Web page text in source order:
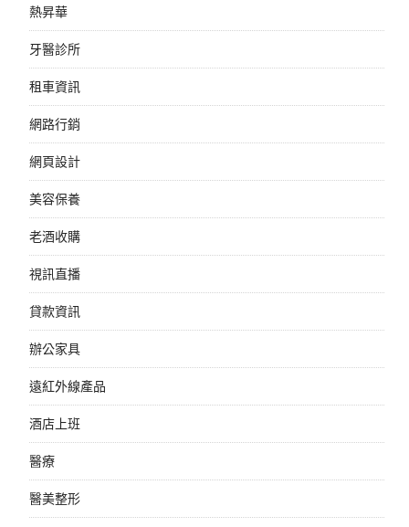
熱昇華
牙醫診所
租車資訊
網路行銷
網頁設計
美容保養
老酒收購
視訊直播
貸款資訊
辦公家具
遠紅外線產品
酒店上班
醫療
醫美整形